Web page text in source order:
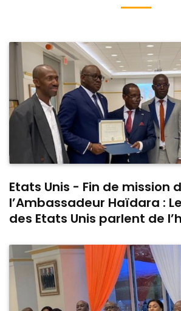
Etats Unis - Fin de mission
l’Ambassadeur Haïdara :
des Etats Unis parlent de